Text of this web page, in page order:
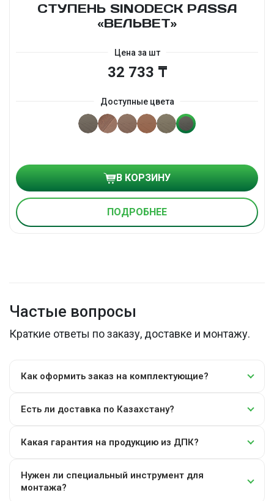
СТУПЕНЬ SINODECK PASSA
«ВЕЛЬВЕТ»
Цена за шт
32 733 ₸
Доступные цвета
В КОРЗИНУ
ПОДРОБНЕЕ
Частые вопросы
Краткие ответы по заказу, доставке и монтажу.
Как оформить заказ на комплектующие?
Есть ли доставка по Казахстану?
Какая гарантия на продукцию из ДПК?
Нужен ли специальный инструмент для
монтажа?